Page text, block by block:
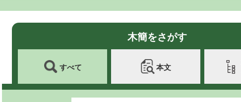
木簡をさがす
すべて 本文